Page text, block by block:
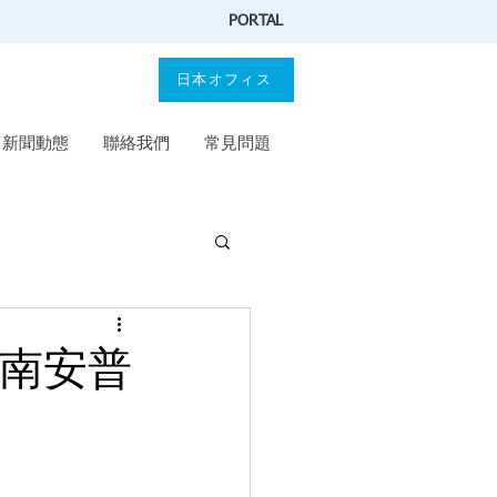
PORTAL
日本オフィス
新聞動態 聯絡我們 常見問題
安普